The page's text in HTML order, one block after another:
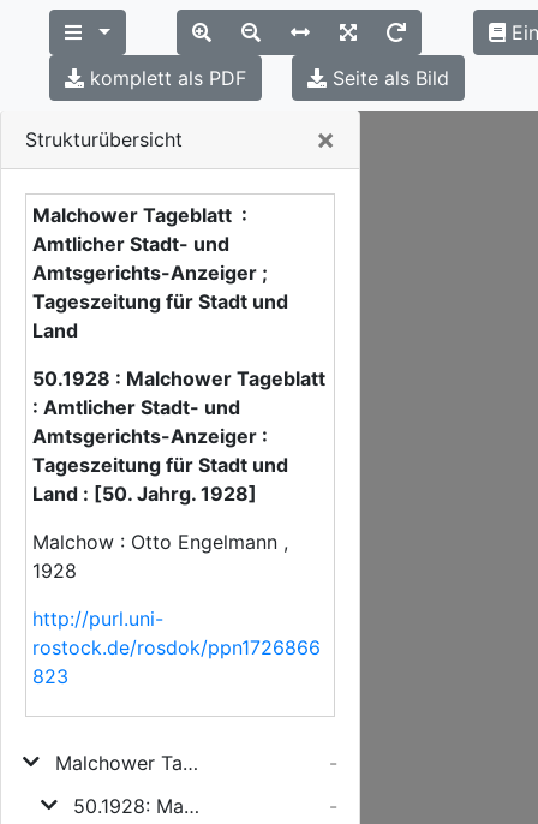
Strukturübersicht ×
Malchower Tageblatt :
Amtlicher Stadt- und
Amtsgerichts-Anzeiger ;
Tageszeitung für Stadt und
Land
50.1928 : Malchower Tageblatt
: Amtlicher Stadt- und
Amtsgerichts-Anzeiger :
Tageszeitung für Stadt und
Land : [50. Jahrg. 1928]
Malchow : Otto Engelmann ,
1928
http://purl.uni-
rostock.de/rosdok/ppn1726866
823
Malchower Tageblatt
-
50.1928: Malchower Tageblatt : Amtlicher Stadt- und Amtsgerichts-Anzeiger : Tageszeitung für Stadt und Land : [50. Jahrg. 1928]
-
komplett als PDF
Seite als Bild